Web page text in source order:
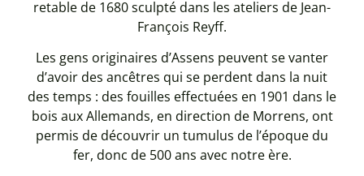
retable de 1680 sculpté dans les ateliers de Jean-
François Reyff.
Les gens originaires d’Assens peuvent se vanter
d’avoir des ancêtres qui se perdent dans la nuit
des temps : des fouilles effectuées en 1901 dans le
bois aux Allemands, en direction de Morrens, ont
permis de découvrir un tumulus de l’époque du
fer, donc de 500 ans avec notre ère.